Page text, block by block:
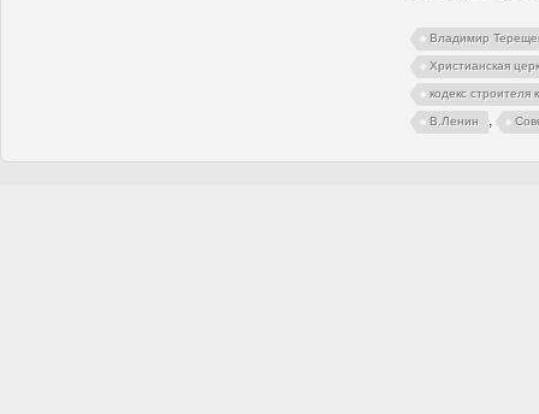
Владимир
Христианская
кодекс строителя
В.Ленин ,